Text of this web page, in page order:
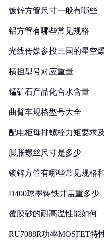
镀锌方管尺寸一般有哪些
铝方管有哪些常见规格
光线传媒参投三国的星空
横担型号对应重量
锰矿石产品化合水含量
曲臂车规格型号大全
配电柜母排螺栓力矩要求
膨胀螺丝尺寸是多少
镀锌方管有哪些常见规格
D400球墨铸铁井盖重多少
覆膜砂的耐高温性能如何
RU7088R功率MOSFET特